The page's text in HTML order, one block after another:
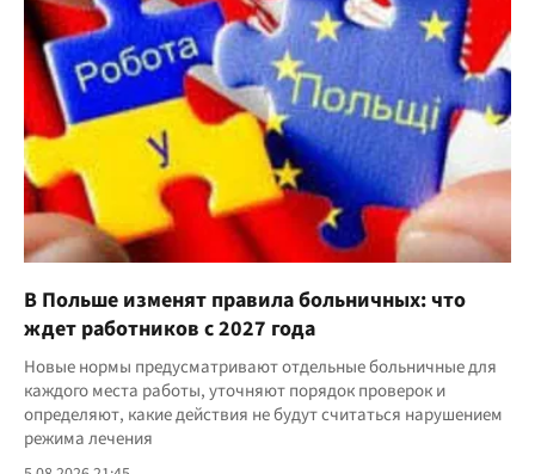
В Польше изменят правила больничных: что
ждет работников с 2027 года
Новые нормы предусматривают отдельные больничные для
каждого места работы, уточняют порядок проверок и
определяют, какие действия не будут считаться нарушением
режима лечения